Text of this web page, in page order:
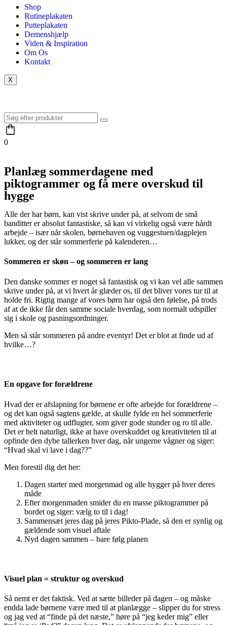
Shop
Rutineplakaten
Putteplakaten
Demenshjælp
Viden & Inspiration
Om Os
Kontakt
X
0
Planlæg sommerdagene med
piktogrammer og få mere overskud til
hygge
Alle der har børn, kan vist skrive under på, at selvom de små
banditter er absolut fantastiske, så kan vi virkelig også være hårdt
arbejde – især når skolen, børnehaven og vuggestuen/dagplejen
lukker, og der står sommerferie på kalenderen…
Sommeren er skøn – og sommeren er lang
Den danske sommer er noget så fantastisk og vi kan vel alle sammen
skrive under på, at vi hvert år glæder os, til det bliver vores tur til at
holde fri. Rigtig mange af vores børn har også den følelse, på trods
af at de ikke får den samme sociale hverdag, som normalt udspiller
sig i skole og pasningsordninger.
Men så står sommeren på andre eventyr! Det er blot at finde ud af
hvilke…?
En opgave for forældrene
Hvad der er afslapning for børnene er ofte arbejde for forældrene –
og det kan også sagtens gælde, at skulle fylde en hel sommerferie
med aktiviteter og udflugter, som giver gode stunder og ro til alle.
Det er helt naturligt, ikke at have overskuddet og kreativiteten til at
opfinde den dybe tallerken hver dag, når ungerne vågner og siger:
“Hvad skal vi lave i dag??”
Men forestil dig det her:
Dagen starter med morgenmad og alle hygger på hver deres
måde
Efter morgenmaden smider du en masse piktogrammer på
bordet og siger: vælg to til i dag!
Sammensæt jeres dag på jeres Pikto-Plade, så den er synlig og
gældende som visuel aftale
Nyd dagen sammen – bare følg planen
Visuel plan = struktur og overskud
Så nemt er det faktisk. Ved at sætte billeder på dagen – og måske
endda lade børnene være med til at planlægge – slipper du for stress
og jag ved at “finde på det næste,” høre på “jeg keder mig” eller